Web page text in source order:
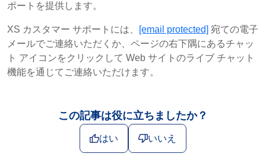
ポートを提供します。
XS カスタマー サポートには、 [email protected] 宛ての電子
メールでご連絡いただくか、ページの右下隅にあるチャッ
ト アイコンをクリックして Web サイトのライブ チャット
機能を通じてご連絡いただけます。
この記事は役に立ちましたか？
はい いいえ